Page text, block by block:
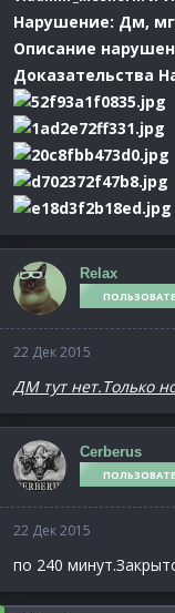
Нарушение: Дм,
Описание
Доказательства
Relax
22 Дек 2015
ДМ тут нет.Только
Cerberus
22 Дек 2015
по 240